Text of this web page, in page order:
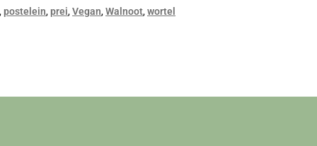
,postelein,prei,Vegan,Walnoot,wortel